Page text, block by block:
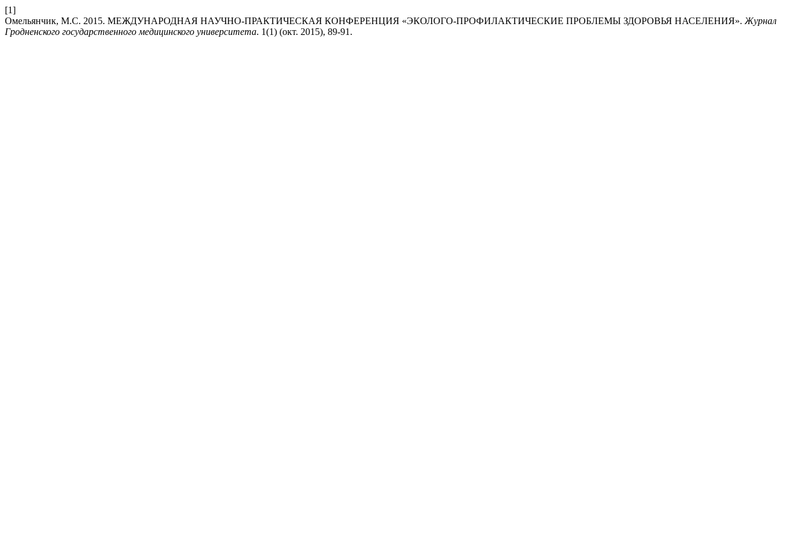
[1]
Омельянчик, М.С. 2015. МЕЖДУНАРОДНАЯ НАУЧНО-ПРАКТИЧЕСКАЯ КОНФЕРЕНЦИЯ «ЭКОЛОГО-ПРОФИЛАКТИЧЕСКИЕ ПРОБЛЕМЫ ЗДОРОВЬЯ НАСЕЛЕНИЯ». Журнал
Гродненского государственного медицинского университета. 1(1) (окт. 2015), 89-91.